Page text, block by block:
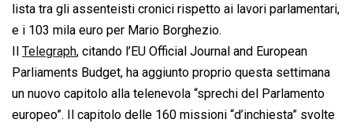
lista tra gli assenteisti cronici rispetto ai lavori parlamentari,
e i 103 mila euro per Mario Borghezio.
Telegraph, citando l’EU Official Journal and European
Parliaments Budget, ha aggiunto proprio questa settimana
un nuovo capitolo alla telenevola “sprechi del Parlamento
europeo”. Il capitolo delle 160 missioni “d’inchiesta” svolte